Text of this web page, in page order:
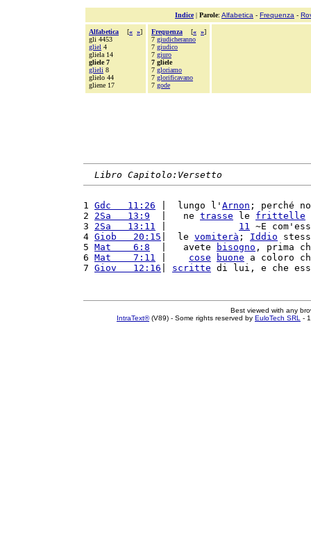
Indice| Parole: Alfabetica - Frequenza -
Alfabetica [« »]
gli 4453
gliel 4
gliela 14
gliele 7
glieli 8
glielo 44
gliene 17
Frequenza [« »]
7 giudicheranno
7 giudico
7 giuro
7 gliele
7 gloriamo
7 glorificavano
7 gode
Libro Capitolo:Versetto
1 Gdc   11:26 |  lungo l' Arnon ; perché
2 2Sa   13:9
  |   ne
trasse le frittelle
3 2Sa   13:11 11 ~E
4 Giob   20:15 |  le vomiterà ; Iddio
5 Mat    6:8
  |   avete
bisogno , prima
6 Mat    7:11 cose buone a coloro
7 Giov   12:16 scritte di lui, e che
Best viewed with any
IntraText®(V89) - Some rights reserved by EuloTech SRL -